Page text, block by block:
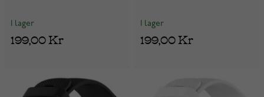
I lager
199,00 Kr
I lager
199,00 Kr